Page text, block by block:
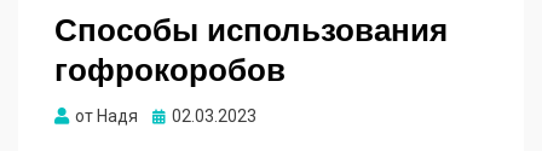
Способы использования
гофрокоробов
от Надя Опубликовано
02.03.2023